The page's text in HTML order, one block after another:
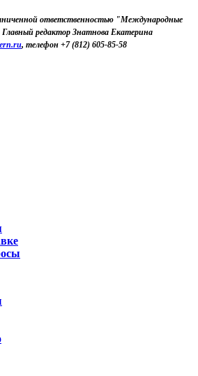
ответственностью "Международные
Главный редактор Знатнова Екатерина
, телефон +7 (812) 605-85-58